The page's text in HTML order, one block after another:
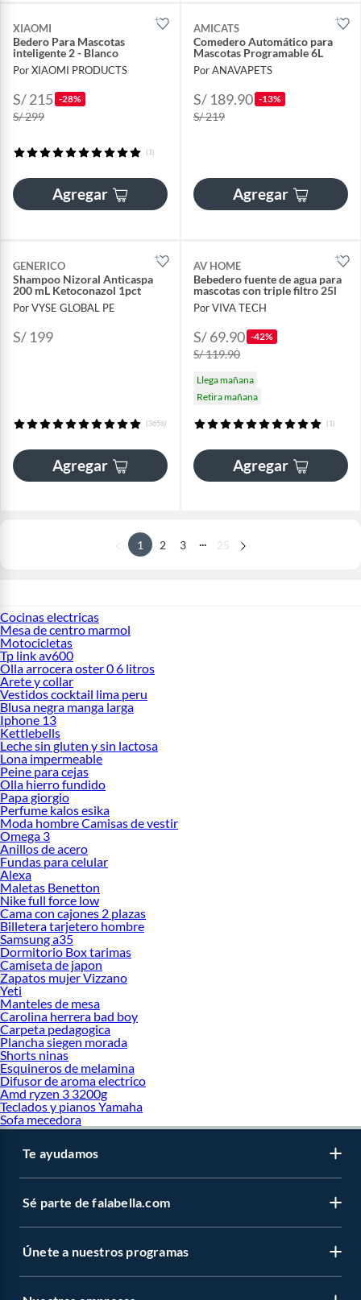
XIAOMI
Bedero Para Mascotas
inteligente 2 - Blanco
Por XIAOMI PRODUCTS
S/ 215 -28%
S/ 299
(1)
Agregar
AMICATS
Comedero Automático para
Mascotas Programable 6L
Por ANAVAPETS
S/ 189.90 -13%
S/ 219
Agregar
GENERICO
Shampoo Nizoral Anticaspa
200 mL Ketoconazol 1pct
Por VYSE GLOBAL PE
S/ 199
(3656)
Agregar
AV HOME
Bebedero fuente de agua para
mascotas con triple filtro 25l
Por VIVA TECH
S/ 69.90 -42%
S/ 119.90
Llega mañana
Retira mañana
(1)
Agregar
1 2 3 ... 25
Cocinas electricas
Mesa de centro marmol
Motocicletas
Tp link av600
Olla arrocera oster 0 6 litros
Arete y collar
Vestidos cocktail lima peru
Blusa negra manga larga
Iphone 13
Kettlebells
Leche sin gluten y sin lactosa
Lona impermeable
Peine para cejas
Olla hierro fundido
Papa giorgio
Perfume kalos esika
Moda hombre Camisas de vestir
Omega 3
Anillos de acero
Fundas para celular
Alexa
Maletas Benetton
Nike full force low
Cama con cajones 2 plazas
Billetera tarjetero hombre
Samsung a35
Dormitorio Box tarimas
Camiseta de japon
Zapatos mujer Vizzano
Yeti
Manteles de mesa
Carolina herrera bad boy
Carpeta pedagogica
Plancha siegen morada
Shorts ninas
Esquineros de melamina
Difusor de aroma electrico
Amd ryzen 3 3200g
Teclados y pianos Yamaha
Sofa mecedora
Te ayudamos
Sé parte de falabella.com
Únete a nuestros programas